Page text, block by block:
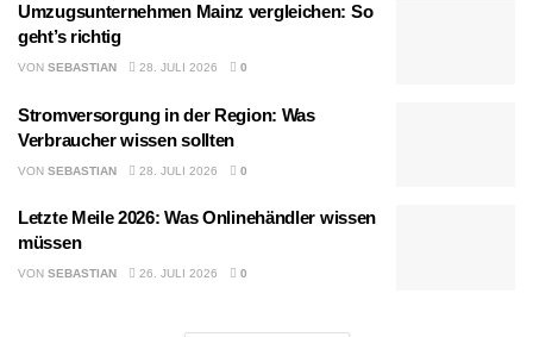
Umzugsunternehmen Mainz vergleichen: So
geht’s richtig
VON SEBASTIAN 28. JULI 2026 0
Stromversorgung in der Region: Was
Verbraucher wissen sollten
VON SEBASTIAN 28. JULI 2026 0
Letzte Meile 2026: Was Onlinehändler wissen
müssen
VON SEBASTIAN 26. JULI 2026 0